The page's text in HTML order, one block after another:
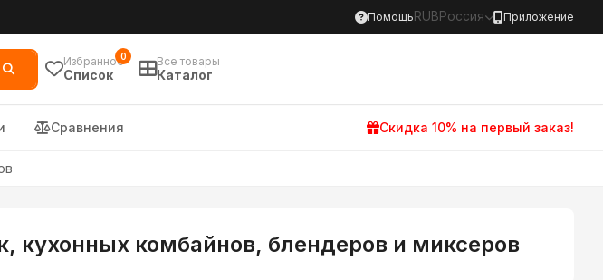
Помощь RUBРоссия Приложение
0
Избранное
Список
Все товары
Каталог
Сравнения Скидка 10% на первый заказ!
кухонных комбайнов, блендеров и миксеров